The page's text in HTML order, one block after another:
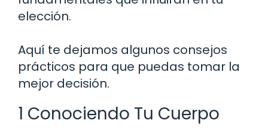
elección.
Aquí te dejamos algunos consejos
prácticos para que puedas tomar la
mejor decisión.
1 Conociendo Tu Cuerpo